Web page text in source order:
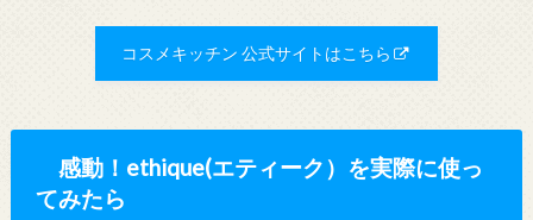
コスメキッチン 公式サイトはこちら
感動！ethique(エティーク）を実際に使っ
てみたら